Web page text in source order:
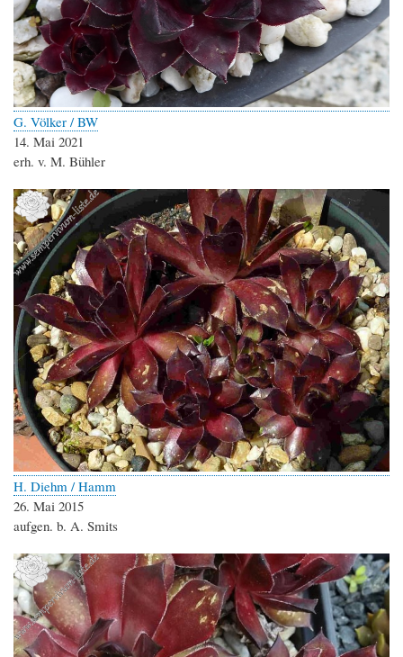
G. Völker / BW
14. Mai 2021
erh. v. M. Bühler
H. Diehm / Hamm
26. Mai 2015
aufgen. b. A. Smits